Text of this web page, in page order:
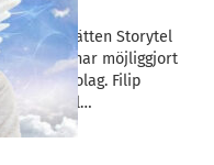
ljudboksjätten Storytel
råge och har möjliggjort
bolag. Filip